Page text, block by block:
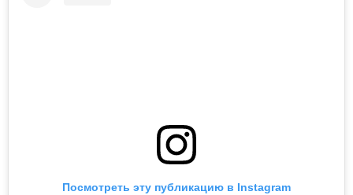
Посмотреть эту публикацию в Instagram